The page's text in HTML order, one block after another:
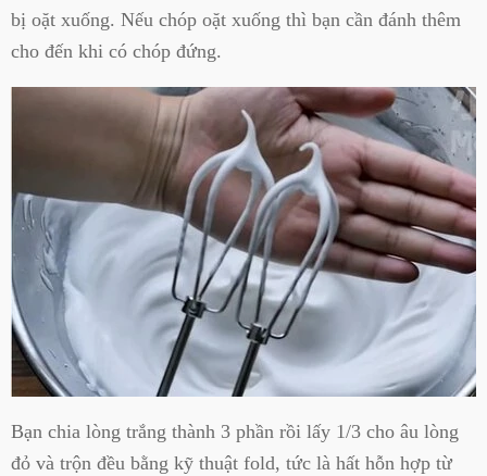
bị oặt xuống. Nếu chóp oặt xuống thì bạn cần đánh thêm
cho đến khi có chóp đứng.
Bạn chia lòng trắng thành 3 phần rồi lấy 1/3 cho âu lòng
đỏ và trộn đều bằng kỹ thuật fold, tức là hất hỗn hợp từ